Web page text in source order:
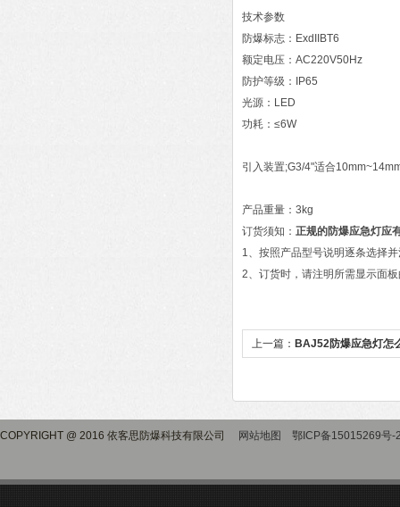
技术参数
防爆标志：ExdIIBT6
额定电压：AC220V50Hz
防护等级：IP65
光源：LED
功耗：≤6W
引入装置;G3/4"适合
产品重量：3kg
订货须知： 正规的防爆应急灯应
1、按照产品型号说明逐条选择
2、订货时，请注明所需显示面
上一篇： BAJ52防爆应急灯怎
COPYRIGHT @ 2016 依客思防爆科技有限公司 网站地图 鄂ICP备15015269号-